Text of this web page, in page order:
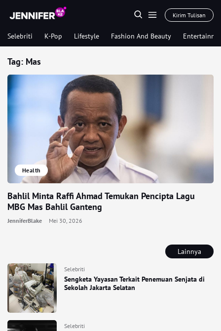
Kirim Tulisan
Selebriti K-Pop Lifestyle Fashion And Beauty
Lainnya
Selebriti
Sengketa Yayasan Terkait Penemuan Senjata di
Sekolah Jakarta Selatan
Selebriti
Tag: Mas
Health
Bahlil Minta Raffi Ahmad Temukan Pencipta Lagu
MBG Mas Bahlil Ganteng
JenniferBlake Mei 30, 2026